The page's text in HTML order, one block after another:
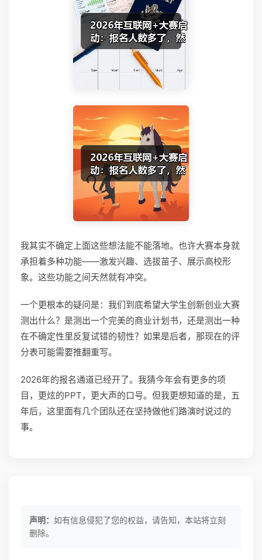
我其实不确定上面这些想法能不能落地。也许大赛本身就
承担着多种功能——激发兴趣、选拔苗子、展示高校形
象。这些功能之间天然就有冲突。
一个更根本的疑问是：我们到底希望大学生创新创业大赛
测出什么？是测出一个完美的商业计划书，还是测出一种
在不确定性里反复试错的韧性？如果是后者，那现在的评
分表可能需要推翻重写。
2026年的报名通道已经开了。我猜今年会有更多的项
目，更炫的PPT，更大声的口号。但我更想知道的是，五
年后，这里面有几个团队还在坚持做他们路演时说过的
事。
声明： 如有信息侵犯了您的权益，请告知，本站将立刻
删除。